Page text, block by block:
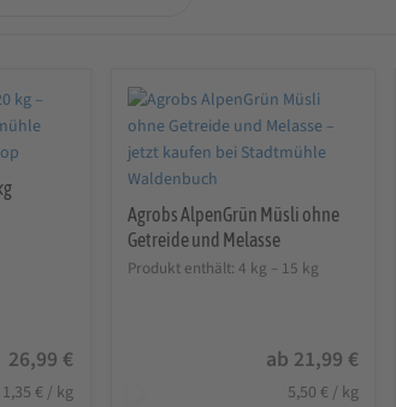
26,99 €
1,35 € / kg
Agrobs AlpenGrün Müsli ohne
Getreide und Melasse
Produkt enthält: 4 kg – 15 kg
ab 21,99 €
5,50 € / kg